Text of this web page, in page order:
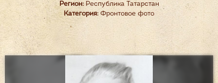
Регион:Республика Татарстан
Категория:Фронтовое фото